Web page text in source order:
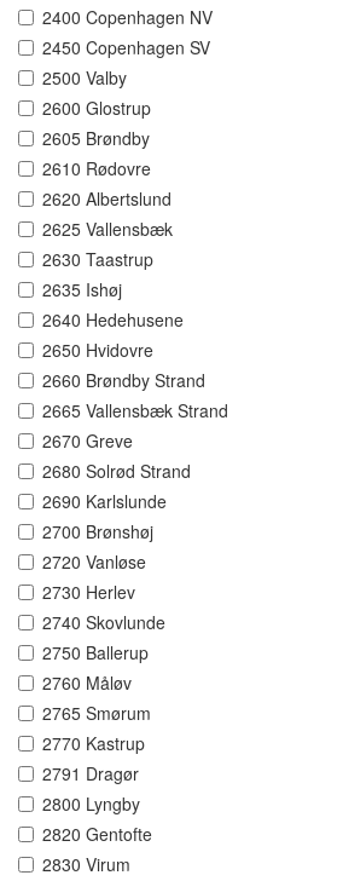
2400 Copenhagen NV
2450 Copenhagen SV
2500 Valby
2600 Glostrup
2605 Brøndby
2610 Rødovre
2620 Albertslund
2625 Vallensbæk
2630 Taastrup
2635 Ishøj
2640 Hedehusene
2650 Hvidovre
2660 Brøndby Strand
2665 Vallensbæk Strand
2670 Greve
2680 Solrød Strand
2690 Karlslunde
2700 Brønshøj
2720 Vanløse
2730 Herlev
2740 Skovlunde
2750 Ballerup
2760 Måløv
2765 Smørum
2770 Kastrup
2791 Dragør
2800 Lyngby
2820 Gentofte
2830 Virum